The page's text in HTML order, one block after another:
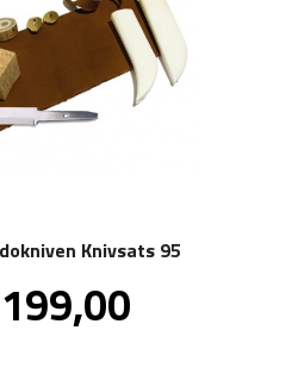
Knivsats 95